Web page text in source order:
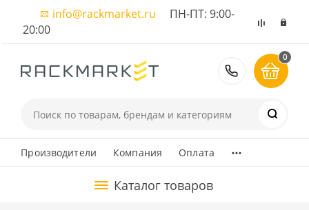
info@rackmarket.ru ПН-ПТ: 9:00-
20:00
8 (495)
0
Производители Компания Оплата ...
Каталог товаров